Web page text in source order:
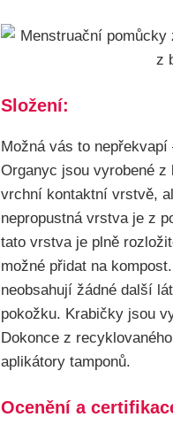
Složení:
Možná vás to
Organyc jsou vyrobené z
vrchní kontaktní vrstvě,
nepropustná vrstva je z
tato vrstva je plně
možné přidat na
neobsahují žádné další
pokožku. Krabičky jsou
Dokonce z
aplikátory tamponů.
Ocenění a